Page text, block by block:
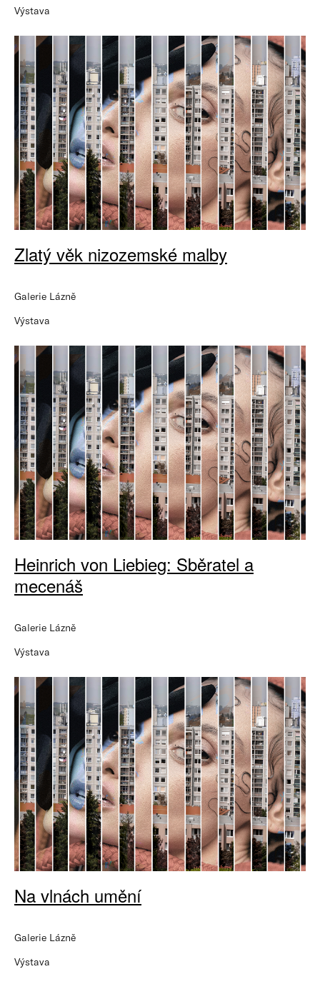
Výstava
Zlatý věk nizozemské malby
Galerie Lázně
Výstava
Heinrich von Liebieg: Sběratel a
mecenáš
Galerie Lázně
Výstava
Na vlnách umění
Galerie Lázně
Výstava